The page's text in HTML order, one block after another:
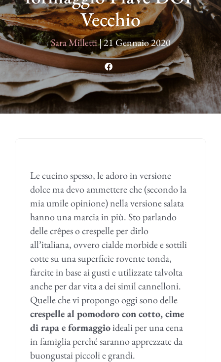
Vecchio
Sara Milletti|21 Gennaio 2020
Le cucino spesso, le adoro in versione
dolce ma devo ammettere che (secondo la
mia umile opinione) nella versione salata
hanno una marcia in più. Sto parlando
delle crêpes o crespelle per dirlo
all’italiana, ovvero cialde morbide e sottili
cotte su una superficie rovente tonda,
farcite in base ai gusti e utilizzate talvolta
anche per dar vita a dei simil cannelloni.
Quelle che vi propongo oggi sono delle
crespelle al pomodoro con cotto, cime
di rapa e formaggioideali per una cena
in famiglia perché saranno apprezzate da
buongustai piccoli e grandi.